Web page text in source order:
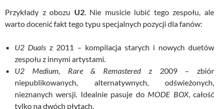
Przykłady z obozu U2. Nie musicie lubić tego zespołu, ale
warto docenić fakt tego typu specjalnych pozycji dla fanów:
U2 Duals z 2011 – kompilacja starych i nowych duetów
zespołu z innymi artystami.
U2 Medium, Rare & Remasteredz 2009 – zbiór
niepublikowanych, alternatywnych, odświeżonych,
nieznanych wersji. Idealnie pasuje do MODE BOX, całość
tylko na dwóch płytach.